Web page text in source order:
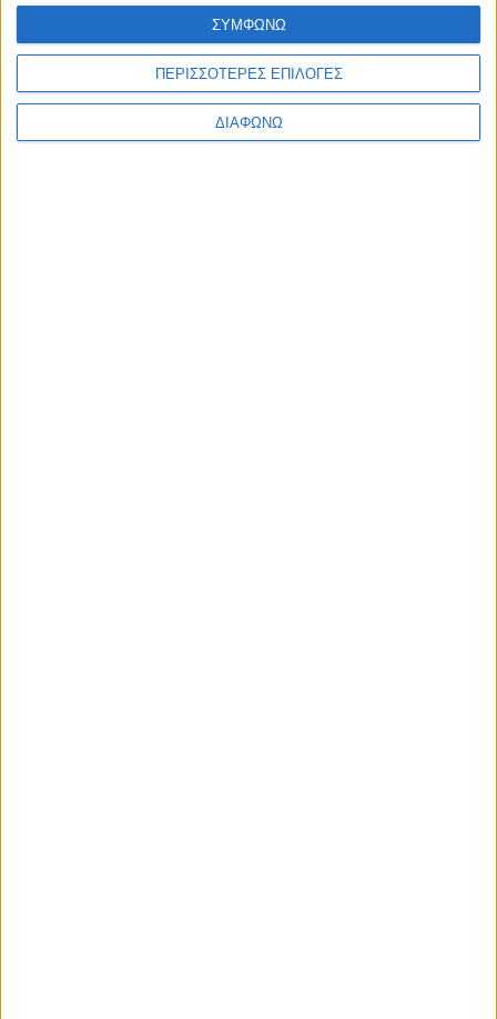
ΠΕΡΙΣΣΟΤΕΡΕΣ ΕΠΙΛΟΓΕΣ
ΔΙΑΦΩΝΩ
ΣΥΜΦΩΝΩ